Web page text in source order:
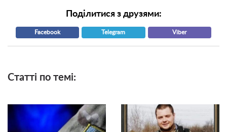
Поділитися з друзями:
Facebook Telegram Viber
Статті по темі: